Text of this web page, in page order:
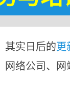
其实日后的更
网络公司、